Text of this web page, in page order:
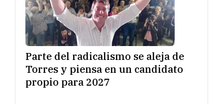
Parte del radicalismo se aleja de
Torres y piensa en un candidato
propio para 2027